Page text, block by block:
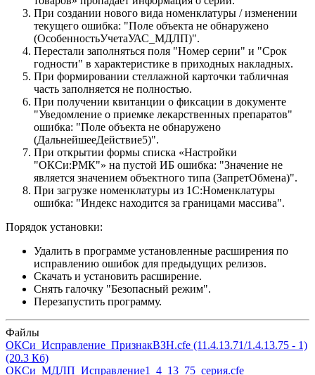
При создании нового вида номенклатуры / изменении
текущего ошибка: "Поле объекта не обнаружено
(ОсобенностьУчетаУАС_МДЛП)".
Перестали заполняться поля "Номер серии" и "Срок
годности" в характеристике в приходных накладных.
При формировании стеллажной карточки табличная
часть заполняется не полностью.
При получении квитанции о фиксации в документе
"Уведомление о приемке лекарственных препаратов"
ошибка: "Поле объекта не обнаружено
(ДальнейшееДействие5)".
При открытии формы списка «Настройки
"ОКСи:РМК"» на пустой ИБ ошибка: "Значение не
является значением объектного типа (ЗапретОбмена)".
При загрузке номенклатуры из 1С:Номенклатуры
ошибка: "Индекс находится за границами массива".
Порядок установки:
Удалить в программе установленные расширения по
исправлению ошибок для предыдущих релизов.
Скачать и установить расширение.
Снять галочку "Безопасный режим".
Перезапустить программу.
Файлы
ОКСи_Исправление_ПризнакВЗН.cfe (11.4.13.71/1.4.13.75 - 1)
(20.3 Кб)
ОКСи_МДЛП_Исправление1_4_13_75_серия.cfe